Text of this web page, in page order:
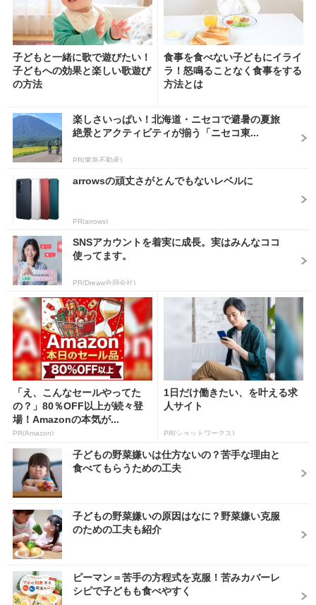
子どもと一緒に歌で遊びたい！
子どもへの効果と楽しい歌遊び
の方法
食事を食べない子どもにイライ
ラ！怒鳴ることなく食事をする
方法とは
楽しさいっぱい！北海道・ニセコで避暑の夏旅
絶景とアクティビティが揃う「ニセコ東...
PR(東急不動産)
arrowsの頑丈さがとんでもないレベルに
PR(arrows)
SNSアカウントを着実に成長。実はみんなココ
使ってます。
PR(Dreaw合同会社)
「え、こんなセールやってた
の？」80％OFF以上が続々登
場！Amazonの本気が...
PR(Amazon)
1日だけ働きたい、を叶える求
人サイト
PR(ショットワークス)
子どもの野菜嫌いは仕方ないの？苦手な理由と
食べてもらうための工夫
子どもの野菜嫌いの原因はなに？野菜嫌い克服
のための工夫も紹介
ピーマン＝苦手の方程式を克服！苦みカバーレ
シピで子どもも食べやすく